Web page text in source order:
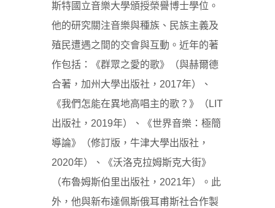
斯特國立音樂大學頒授榮譽博士學位。
他的研究關注音樂與種族、民族主義及
殖民遭遇之間的交會與互動。近年的著
作包括：《群眾之愛的歌》（與赫爾德
合著，加州大學出版社，2017年）、
《我們怎能在異地高唱主的歌？》（LIT
出版社，2019年）、《世界音樂：極簡
導論》（修訂版，牛津大學出版社，
2020年）、《沃洛克拉姆斯克大街》
（布魯姆斯伯里出版社，2021年）。此
外，他與新布達佩斯俄耳甫斯社合作製